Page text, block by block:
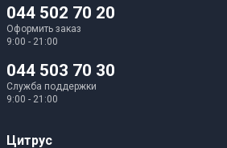
Дополнительные
Встроенная Web-камера
HD 720p
044 502 70 20
Оформить заказ
9:00 - 21:00
044 503 70 30
Служба поддержки
9:00 - 21:00
Цитрус